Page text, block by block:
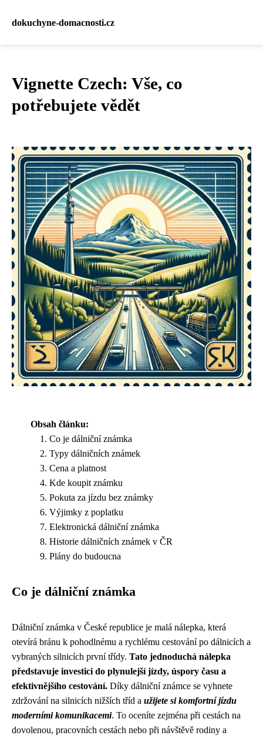
dokuchyne-domacnosti.cz
Vignette Czech: Vše, co
potřebujete vědět
Obsah článku:
Co je dálniční známka
Typy dálničních známek
Cena a platnost
Kde koupit známku
Pokuta za jízdu bez známky
Výjimky z poplatku
Elektronická dálniční známka
Historie dálničních známek v ČR
Plány do budoucna
Co je dálniční známka
Dálniční známka v České republice je malá nálepka, která
otevírá bránu k pohodlnému a rychlému cestování po dálnicích a
vybraných silnicích první třídy. Tato jednoduchá nálepka
představuje investici do plynulejší jízdy, úspory času a
efektivnějšího cestování. Díky dálniční známce se vyhnete
zdržování na silnicích nižších tříd a užijete si komfortní jízdu
moderními komunikacemi. To oceníte zejména při cestách na
dovolenou, pracovních cestách nebo při návštěvě rodiny a